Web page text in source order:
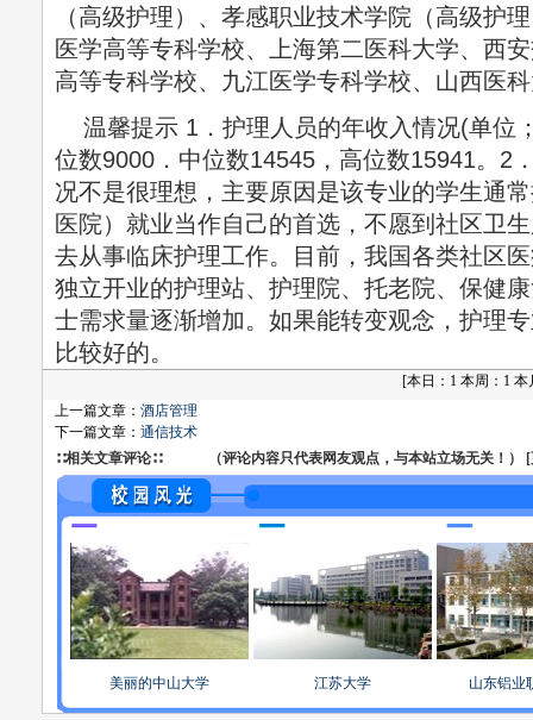
（高级护理）、孝感职业技术学院（高级护
医学高等专科学校、上海第二医科大学、西
高等专科学校、九江医学专科学校、山西医
温馨提示 1．护理人员的年收入情况(单位
位数9000．中位数14545，高位数15941。2
况不是很理想，主要原因是该专业的学生通
医院）就业当作自己的首选，不愿到社区卫
去从事临床护理工作。目前，我国各类社区
独立开业的护理站、护理院、托老院、保健
士需求量逐渐增加。如果能转变观念，护理
比较好的。
[本日：1 本周：1
上一篇文章： 酒店管理
下一篇文章： 通信技术
∷相关文章评论∷ （评论内容只代表网友观点，与本站立场无关！） [
美丽的中山大学 江苏大学 山东铝业